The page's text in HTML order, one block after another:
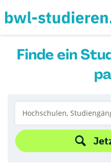
Finde ein